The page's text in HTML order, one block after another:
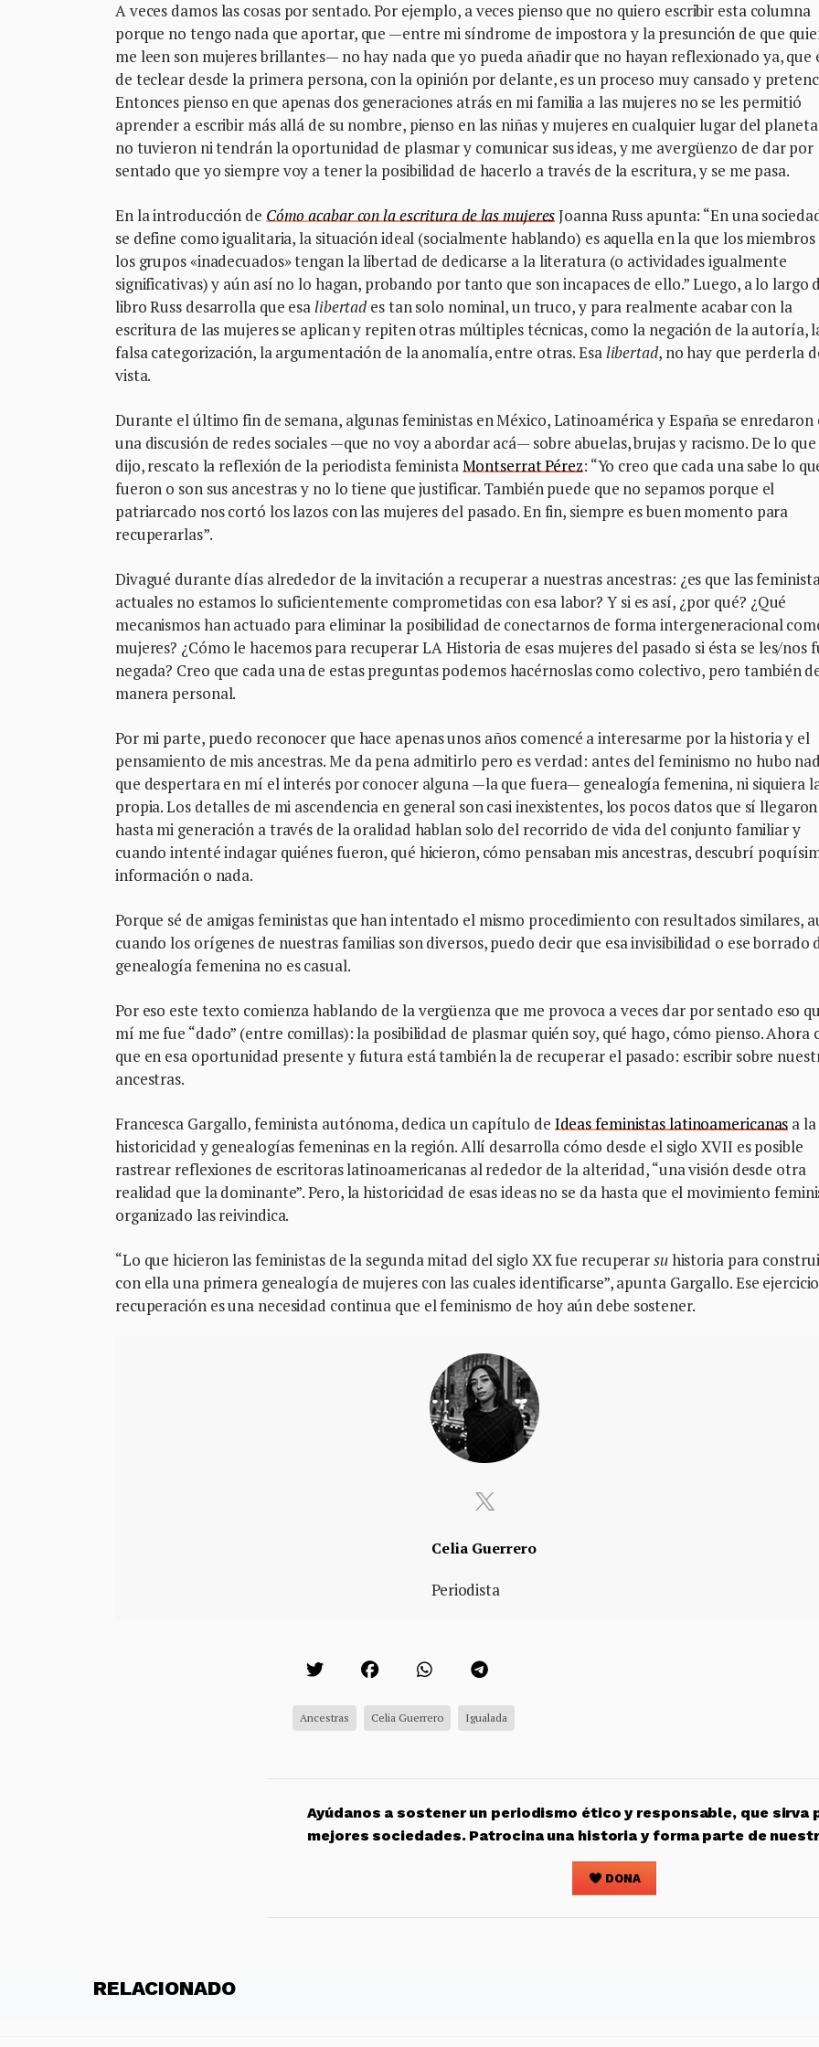
A veces damos las cosas por sentado. Por ejemplo, a veces pienso que no quiero escribir esta columna
porque no tengo nada que aportar, que —entre mi síndrome de impostora y la presunción de que
me leen son mujeres brillantes— no hay nada que yo pueda añadir que no hayan reflexionado ya, que
de teclear desde la primera persona, con la opinión por delante, es un proceso muy cansado y
Entonces pienso en que apenas dos generaciones atrás en mi familia a las mujeres no se les permitió
aprender a escribir más allá de su nombre, pienso en las niñas y mujeres en cualquier lugar del
no tuvieron ni tendrán la oportunidad de plasmar y comunicar sus ideas, y me avergüenzo de dar por
sentado que yo siempre voy a tener la posibilidad de hacerlo a través de la escritura, y se me pasa.
En la introducción de Cómo acabar con la escritura de las mujeresJoanna Russ apunta: “En una
se define como igualitaria, la situación ideal (socialmente hablando) es aquella en la que los miembros
los grupos «inadecuados» tengan la libertad de dedicarse a la literatura (o actividades igualmente
significativas) y aún así no lo hagan, probando por tanto que son incapaces de ello.” Luego, a lo largo
libro Russ desarrolla que esalibertades tan solo nominal, un truco, y para realmente acabar con la
escritura de las mujeres se aplican y repiten otras múltiples técnicas, como la negación de la autoría,
falsa categorización, la argumentación de la anomalía, entre otras. Esalibertad, no hay que perderla
vista.
Durante el último fin de semana, algunas feministas en México, Latinoamérica y España se enredaron
una discusión de redes sociales —que no voy a abordar acá— sobre abuelas, brujas y racismo. De lo que
dijo, rescato la reflexión de la periodista feministaMontserrat Pérez: “Yo creo que cada una sabe lo
fueron o son sus ancestras y no lo tiene que justificar. También puede que no sepamos porque el
patriarcado nos cortó los lazos con las mujeres del pasado. En fin, siempre es buen momento para
recuperarlas”.
Divagué durante días alrededor de la invitación a recuperar a nuestras ancestras: ¿es que las
actuales no estamos lo suficientemente comprometidas con esa labor? Y si es así, ¿por qué? ¿Qué
mecanismos han actuado para eliminar la posibilidad de conectarnos de forma intergeneracional
mujeres? ¿Cómo le hacemos para recuperar LA Historia de esas mujeres del pasado si ésta se les/nos
negada? Creo que cada una de estas preguntas podemos hacérnoslas como colectivo, pero también
manera personal.
Por mi parte, puedo reconocer que hace apenas unos años comencé a interesarme por la historia y el
pensamiento de mis ancestras. Me da pena admitirlo pero es verdad: antes del feminismo no hubo
que despertara en mí el interés por conocer alguna —la que fuera— genealogía femenina, ni siquiera
propia. Los detalles de mi ascendencia en general son casi inexistentes, los pocos datos que sí llegaron
hasta mi generación a través de la oralidad hablan solo del recorrido de vida del conjunto familiar y
cuando intenté indagar quiénes fueron, qué hicieron, cómo pensaban mis ancestras, descubrí
información o nada.
Porque sé de amigas feministas que han intentado el mismo procedimiento con resultados similares,
cuando los orígenes de nuestras familias son diversos, puedo decir que esa invisibilidad o ese borrado
genealogía femenina no es casual.
Por eso este texto comienza hablando de la vergüenza que me provoca a veces dar por sentado eso
mí me fue “dado” (entre comillas): la posibilidad de plasmar quién soy, qué hago, cómo pienso. Ahora
que en esa oportunidad presente y futura está también la de recuperar el pasado: escribir sobre
ancestras.
Francesca Gargallo, feminista autónoma, dedica un capítulo de Ideas feministas latinoamericanas a la
historicidad y genealogías femeninas en la región. Allí desarrolla cómo desde el siglo XVII es posible
rastrear reflexiones de escritoras latinoamericanas al rededor de la alteridad, “una visión desde otra
realidad que la dominante”. Pero, la historicidad de esas ideas no se da hasta que el movimiento
organizado las reivindica.
“Lo que hicieron las feministas de la segunda mitad del siglo XX fue recuperarsuhistoria para
con ella una primera genealogía de mujeres con las cuales identificarse”, apunta Gargallo. Ese
recuperación es una necesidad continua que el feminismo de hoy aún debe sostener.
Celia Guerrero
Periodista
Ancestras Celia Guerrero Igualada
Ayúdanos a sostener un periodismo ético y responsable, que sirva
mejores sociedades. Patrocina una historia y forma parte de
DONA
RELACIONADO